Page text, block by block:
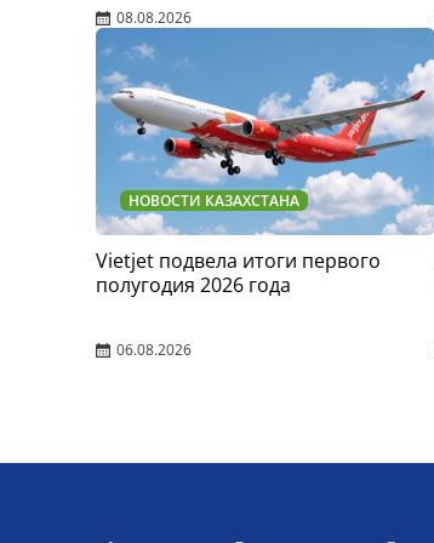
08.08.2026
НОВОСТИ КАЗАХСТАНА
Vietjet подвела итоги первого
полугодия 2026 года
06.08.2026